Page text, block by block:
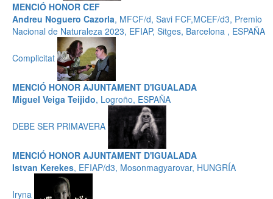
MENCIÓ HONOR CEF
Andreu Noguero Cazorla, MFCF/d, Savi FCF,MCEF/d3, Premio
Nacional de Naturaleza 2023, EFIAP, Sitges, Barcelona , ESPAÑA
Complicitat
MENCIÓ HONOR AJUNTAMENT D'IGUALADA
Miguel Veiga Teijido, Logroño, ESPAÑA
DEBE SER PRIMAVERA
MENCIÓ HONOR AJUNTAMENT D'IGUALADA
Istvan Kerekes, EFIAP/d3, Mosonmagyarovar, HUNGRÍA
Iryna